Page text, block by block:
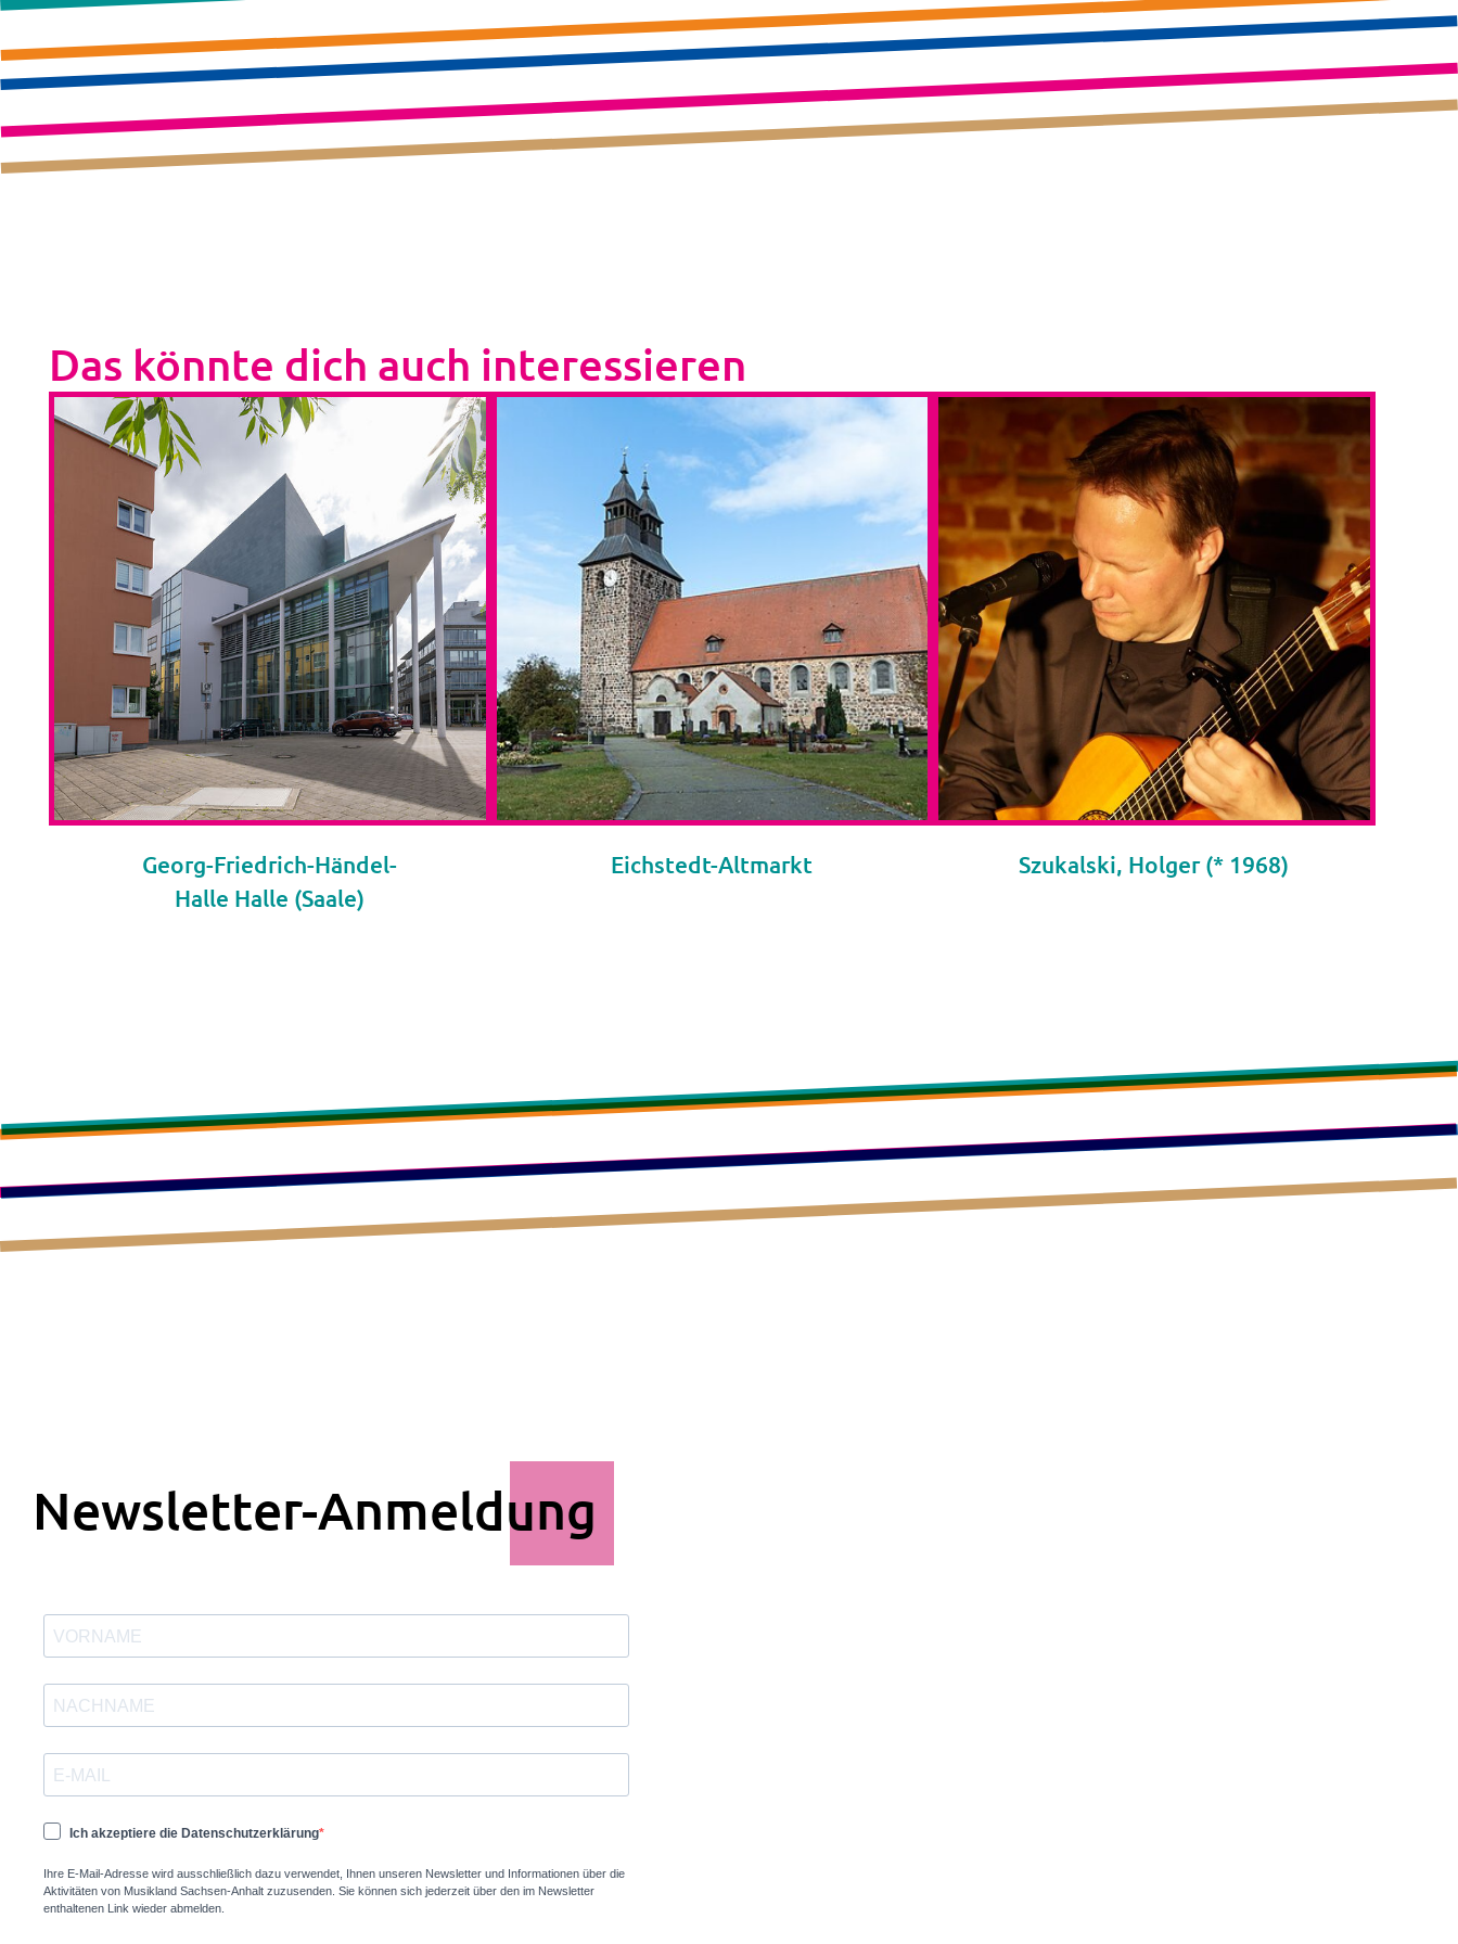
Das könnte dich auch interessieren
Georg-Friedrich-Händel-
Halle Halle (Saale)
Eichstedt-Altmarkt Szukalski, Holger (* 1968)
Newsletter-Anmeldung
Ich akzeptiere die Datenschutzerklärung
Ihre E-Mail-Adresse wird ausschließlich dazu verwendet, Ihnen unseren Newsletter und Informationen über die
Aktivitäten von Musikland Sachsen-Anhalt zuzusenden. Sie können sich jederzeit über den im Newsletter
enthaltenen Link wieder abmelden.